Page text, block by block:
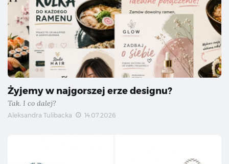
Żyjemy w najgorszej erze designu?
Tak. I co dalej?
Aleksandra Tulibacka 14.07.2026